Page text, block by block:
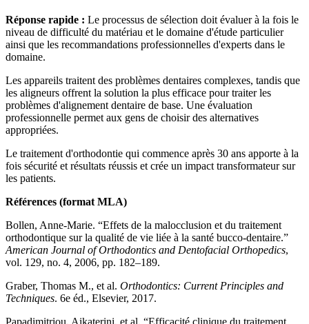
Réponse rapide : Le processus de sélection doit évaluer à la fois le
niveau de difficulté du matériau et le domaine d'étude particulier
ainsi que les recommandations professionnelles d'experts dans le
domaine.
Les appareils traitent des problèmes dentaires complexes, tandis que
les aligneurs offrent la solution la plus efficace pour traiter les
problèmes d'alignement dentaire de base. Une évaluation
professionnelle permet aux gens de choisir des alternatives
appropriées.
Le traitement d'orthodontie qui commence après 30 ans apporte à la
fois sécurité et résultats réussis et crée un impact transformateur sur
les patients.
Références (format MLA)
Bollen, Anne-Marie. “Effets de la malocclusion et du traitement
orthodontique sur la qualité de vie liée à la santé bucco-dentaire.”
American Journal of Orthodontics and Dentofacial Orthopedics,
vol. 129, no. 4, 2006, pp. 182–189.
Graber, Thomas M., et al. Orthodontics: Current Principles and
Techniques. 6e éd., Elsevier, 2017.
Papadimitriou, Aikaterini, et al. “Efficacité clinique du traitement